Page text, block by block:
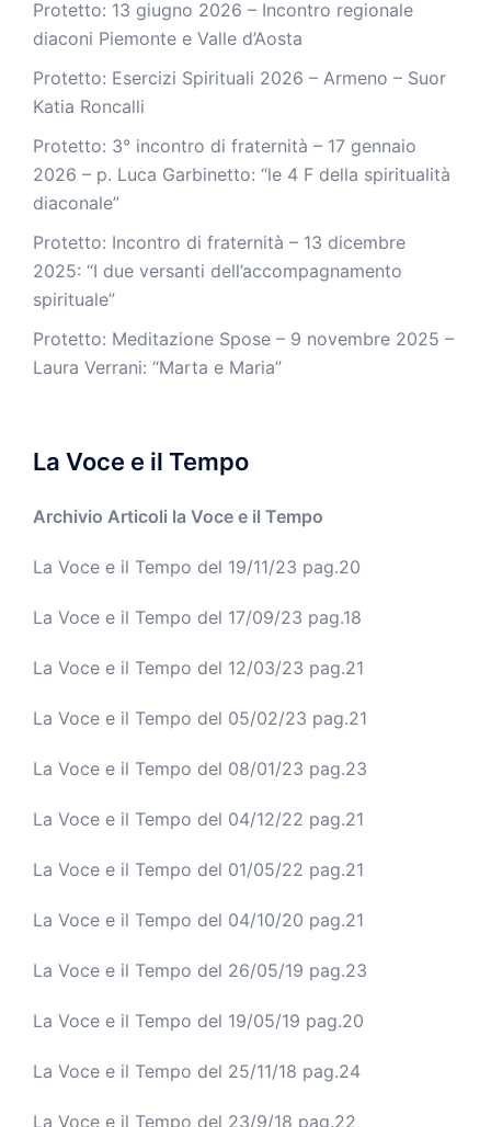
Protetto: 13 giugno 2026 – Incontro regionale
diaconi Piemonte e Valle d’Aosta
Protetto: Esercizi Spirituali 2026 – Armeno – Suor
Katia Roncalli
Protetto: 3° incontro di fraternità – 17 gennaio
2026 – p. Luca Garbinetto: “le 4 F della spiritualità
diaconale”
Protetto: Incontro di fraternità – 13 dicembre
2025: “I due versanti dell’accompagnamento
spirituale”
Protetto: Meditazione Spose – 9 novembre 2025 –
Laura Verrani: “Marta e Maria”
La Voce e il Tempo
Archivio Articoli la Voce e il Tempo
La Voce e il Tempo del 19/11/23 pag.20
La Voce e il Tempo del 17/09/23 pag.18
La Voce e il Tempo del 12/03/23 pag.21
La Voce e il Tempo del 05/02/23 pag.21
La Voce e il Tempo del 08/01/23 pag.23
La Voce e il Tempo del 04/12/22 pag.21
La Voce e il Tempo del 01/05/22 pag.21
La Voce e il Tempo del 04/10/20 pag.21
La Voce e il Tempo del 26/05/19 pag.23
La Voce e il Tempo del 19/05/19 pag.20
La Voce e il Tempo del 25/11/18 pag.24
La Voce e il Tempo del 23/9/18 pag.22